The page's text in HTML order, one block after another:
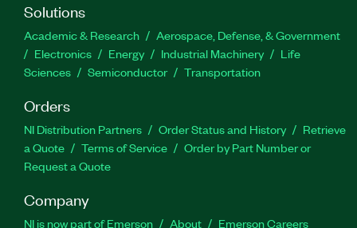
Solutions
Academic & Research
Aerospace, Defense, & Government
Electronics
Energy Industrial Machinery
Life
Sciences
Semiconductor Transportation
Orders
NI Distribution Partners Order Status and History
Retrieve
a Quote
Terms of Service
Order by Part Number or
Request a Quote
Company
NI is now part of Emerson About Emerson Careers